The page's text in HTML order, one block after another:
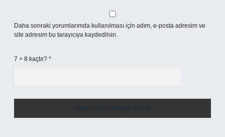
Daha sonraki yorumlarımda kullanılması için adım, e-posta adresim ve
site adresim bu tarayıcıya kaydedilsin.
7 + 8 kaçtır? *